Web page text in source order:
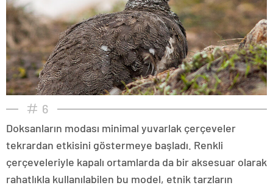
6
Doksanların modası minimal yuvarlak çerçeveler
tekrardan etkisini göstermeye başladı. Renkli
çerçeveleriyle kapalı ortamlarda da bir aksesuar olarak
rahatlıkla kullanılabilen bu model, etnik tarzların